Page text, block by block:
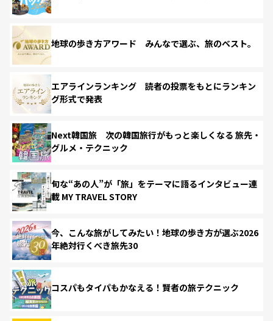
地球の歩き方アワード みんなで選ぶ、旅のベスト。
エアラインランキング 読者の投票をもとにランキン
グ形式で発表
Next韓国旅 次の韓国旅行がもっと楽しくなる 旅先・
グルメ・テクニック
旬な“あの人”が「旅」をテーマに語るインタビュー連
載 MY TRAVEL STORY
今、こんな旅がしてみたい！地球の歩き方が選ぶ2026
年絶対行くべき旅先30
コスパもタイパもかなえる！賢者の旅テクニック